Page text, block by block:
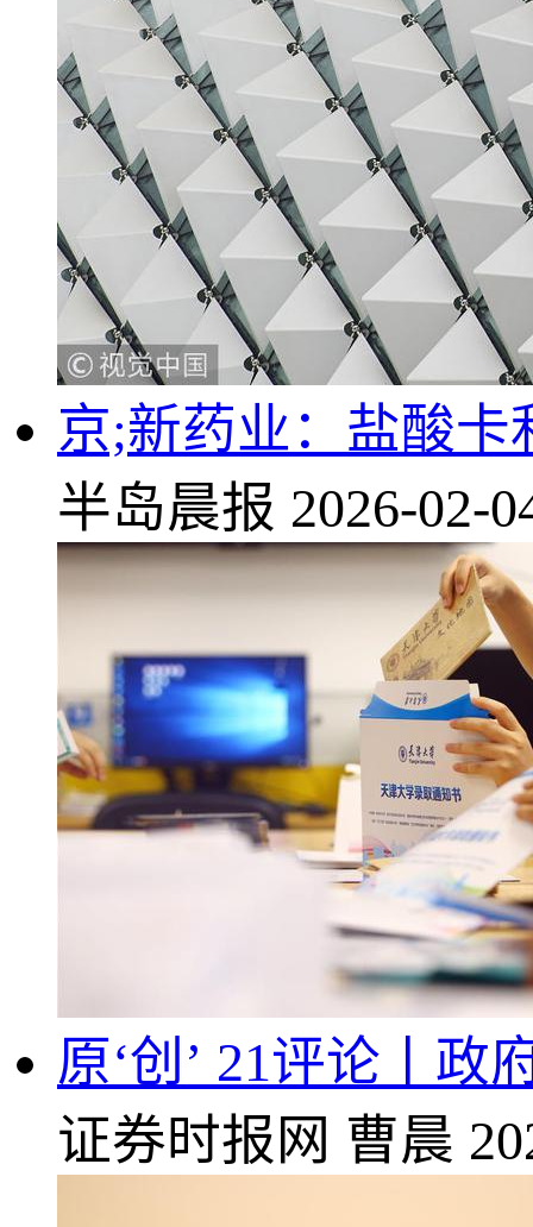
京;新药业：盐酸
半岛晨报 2026-02-
原‘创’ 21评论丨
证券时报网 曹晨